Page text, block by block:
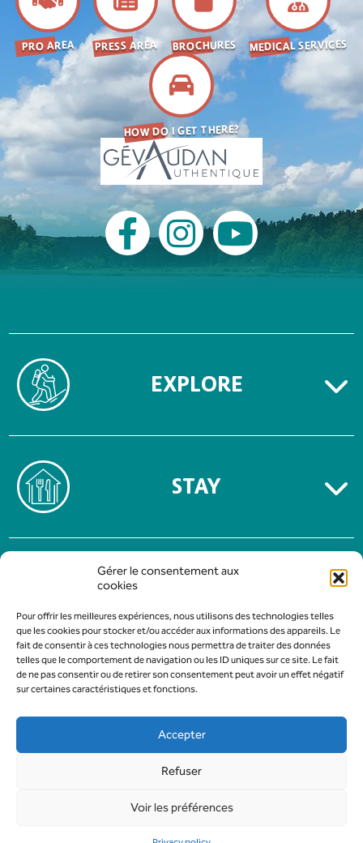
Gérer le consentement aux
cookies
Pour offrir les meilleures expériences, nous utilisons des technologies telles
que les cookies pour stocker et/ou accéder aux informations des appareils. Le
fait de consentir à ces technologies nous permettra de traiter des données
telles que le comportement de navigation ou les ID uniques sur ce site. Le fait
de ne pas consentir ou de retirer son consentement peut avoir un effet négatif
sur certaines caractéristiques et fonctions.
Accepter
Refuser
Voir les préférences
PRO AREA PRESS AREA BROCHURES MEDICAL SERVICES
HOW DO I GET THERE?
EXPLORE
STAY
TERMS OF USE
PRIVACY POLICY
Design & Development :
All rights reserved to Gévaudan Authentique Tourist and Trade Office